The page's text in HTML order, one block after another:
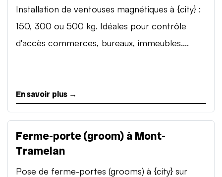
Installation de ventouses magnétiques à {city} :
150, 300 ou 500 kg. Idéales pour contrôle
d'accès commerces, bureaux, immeubles....
En savoir plus →
Ferme-porte (groom) à Mont-
Tramelan
Pose de ferme-portes (grooms) à {city} sur